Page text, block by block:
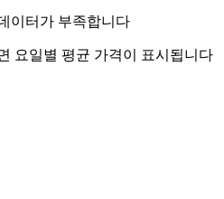
이터가 부족합니다
요일별 평균 가격이 표시됩니다